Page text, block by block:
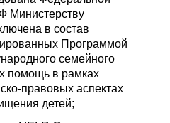
Министерству
в состав
Программой
семейного
помощь в рамках
правовых аспектах
детей;